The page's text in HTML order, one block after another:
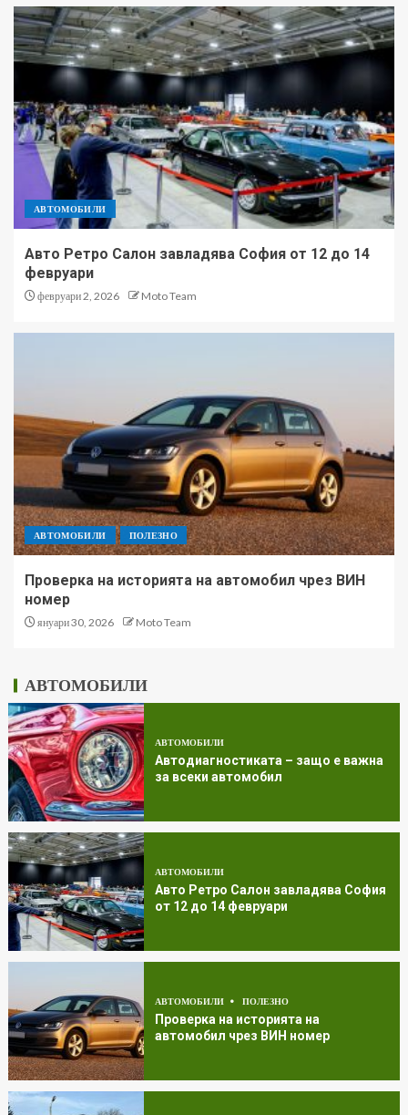
АВТОМОБИЛИ
Авто Ретро Салон завладява София от 12 до 14
февруари
февруари 2, 2026 Moto Team
АВТОМОБИЛИ ПОЛЕЗНО
Проверка на историята на автомобил чрез ВИН
номер
януари 30, 2026 Moto Team
АВТОМОБИЛИ
АВТОМОБИЛИ
Автодиагностиката – защо е важна
за всеки автомобил
АВТОМОБИЛИ
Авто Ретро Салон завладява София
от 12 до 14 февруари
АВТОМОБИЛИ ПОЛЕЗНО
Проверка на историята на
автомобил чрез ВИН номер